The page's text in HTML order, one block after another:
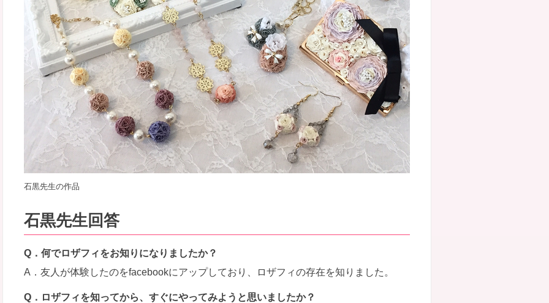
石黒先生の作品
石黒先生回答
Q．何でロザフィをお知りになりましたか？
A．友人が体験したのをfacebookにアップしており、ロザフィの存在を知りました。
Q．ロザフィを知ってから、すぐにやってみようと思いましたか？